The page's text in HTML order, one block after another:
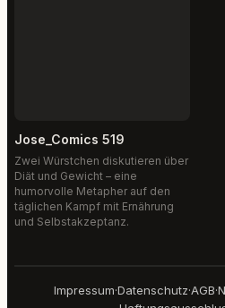
Jose_Comics 519
Zwei Würstchen diskutieren über
Diät und Gewicht – eine
humorvolle Metapher auf den
täglichen Kampf mit Ernährung
und Selbstakzeptanz.
Impressum·Datenschutz·AGB·